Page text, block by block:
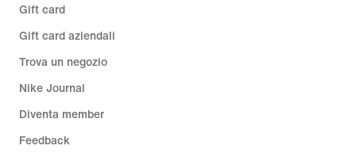
Gift card
Gift card aziendali
Trova un negozio
Nike Journal
Diventa member
Feedback